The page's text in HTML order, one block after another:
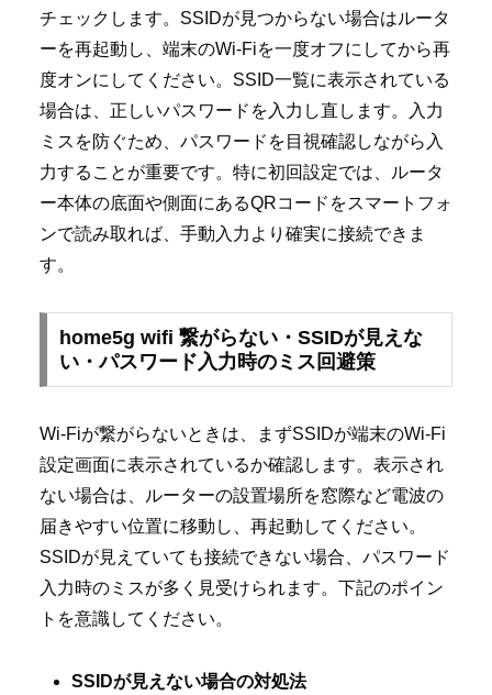
チェックします。SSIDが見つからない場合はルータ
ーを再起動し、端末のWi-Fiを一度オフにしてから再
度オンにしてください。SSID一覧に表示されている
場合は、正しいパスワードを入力し直します。入力
ミスを防ぐため、パスワードを目視確認しながら入
力することが重要です。特に初回設定では、ルータ
ー本体の底面や側面にあるQRコードをスマートフォ
ンで読み取れば、手動入力より確実に接続できま
す。
home5g wifi 繋がらない・SSIDが見えな
い・パスワード入力時のミス回避策
Wi-Fiが繋がらないときは、まずSSIDが端末のWi-Fi
設定画面に表示されているか確認します。表示され
ない場合は、ルーターの設置場所を窓際など電波の
届きやすい位置に移動し、再起動してください。
SSIDが見えていても接続できない場合、パスワード
入力時のミスが多く見受けられます。下記のポイン
トを意識してください。
SSIDが見えない場合の対処法